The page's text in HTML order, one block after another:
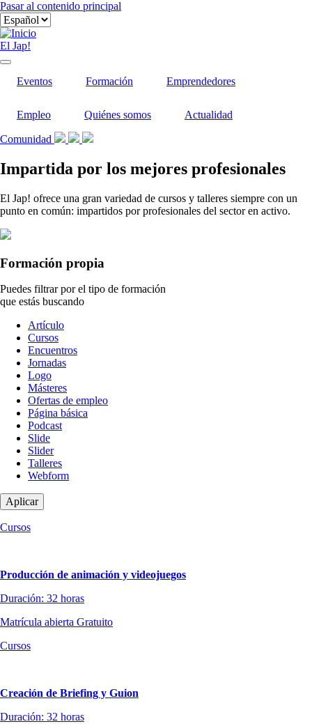
Pasar al contenido principal
El Jap!
Eventos Formación Emprendedores
Empleo Quiénes somos Actualidad
Comunidad
Impartida por los mejores profesionales
El Jap! ofrece una gran variedad de cursos y talleres siempre con un
punto en común: impartidos por profesionales del sector en activo.
Formación propia
Puedes filtrar por el tipo de formación
que estás buscando
Tipo
contenido
Artículo
Cursos
Encuentros
Jornadas
Logo
Másteres
Ofertas de empleo
Página básica
Podcast
Slide
Slider
Talleres
Webform
Cursos
Producción de animación y videojuegos
Duración: 32 horas
Matrícula abierta Gratuito
Cursos
Creación de Briefing y Guion
Duración: 32 horas